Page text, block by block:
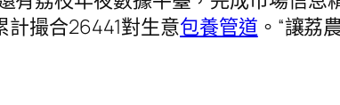
計撮合26441對生意包養管道。“讓荔